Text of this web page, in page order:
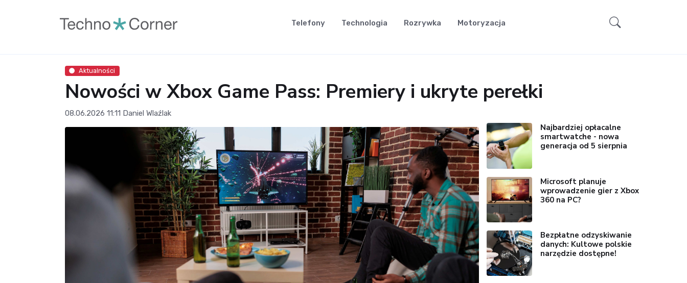
Telefony Technologia Rozrywka Motoryzacja
Aktualności
Nowości w Xbox Game Pass: Premiery i ukryte perełki
08.06.2026 11:11 Daniel Wlaźlak
Najbardziej opłacalne
smartwatche - nowa
generacja od 5 sierpnia
Microsoft planuje
wprowadzenie gier z Xbox
360 na PC?
Bezpłatne odzyskiwanie
danych: Kultowe polskie
narzędzie dostępne!